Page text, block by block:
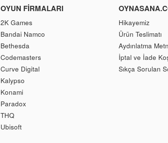
OYUN FIRMALARI
2K Games
Bandai Namco
Bethesda
Codemasters
Curve Digital
Kalypso
Konami
Paradox
THQ
Ubisoft
Hikayemiz
Ürün Teslimatı
Aydınlatma
İptal ve İade
Sıkça Sorulan